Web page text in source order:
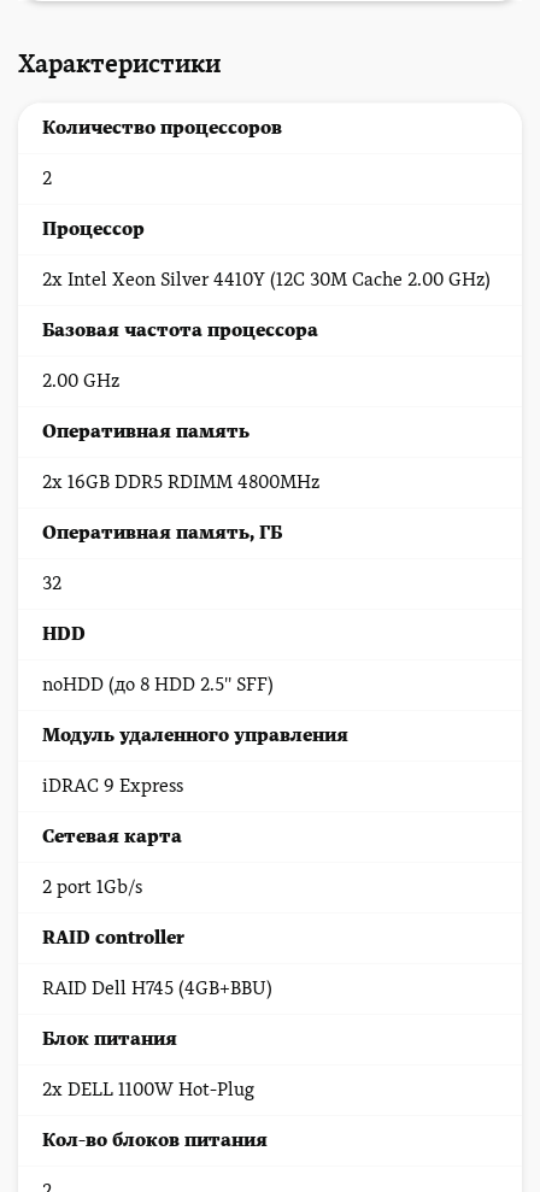
Характеристики
Количество процессоров
2
Процессор
2x Intel Xeon Silver 4410Y (12C 30M Cache 2.00 GHz)
Базовая частота процессора
2.00 GHz
Оперативная память
2x 16GB DDR5 RDIMM 4800MHz
Оперативная память, ГБ
32
HDD
noHDD (до 8 HDD 2.5'' SFF)
Модуль удаленного управления
iDRAC 9 Express
Сетевая карта
2 port 1Gb/s
RAID controller
RAID Dell H745 (4GB+BBU)
Блок питания
2x DELL 1100W Hot-Plug
Кол-во блоков питания